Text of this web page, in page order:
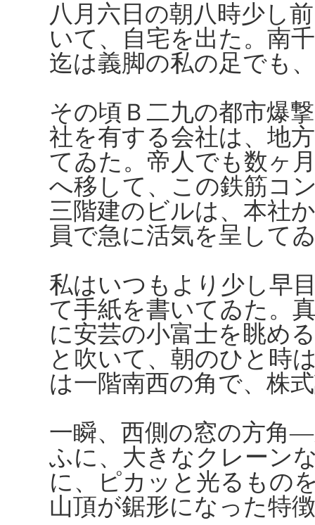
八月六日の朝八時少し
いて、自宅を出た。南
迄は義脚の私の足でも
その頃Ｂ二九の都市爆
社を有する会社は、地
てゐた。帝人でも数ヶ
へ移して、この鉄筋コ
三階建のビルは、本社
員で急に活気を呈して
私はいつもより少し早
て手紙を書いてゐた。
に安芸の小富士を眺め
と吹いて、朝のひと時
は一階南西の角で、株
一瞬、西側の窓の方角
ふに、大きなクレーン
に、ピカッと光るもの
山頂が鋸形になった特